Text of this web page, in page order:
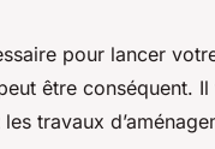
pour lancer
être conséquent.
travaux